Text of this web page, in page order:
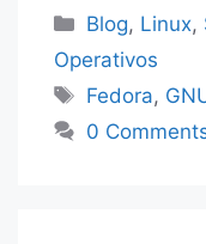
k
g
er
Categorías
Blog, Linux,
Operativos
Etiquetas
Fedora,
0